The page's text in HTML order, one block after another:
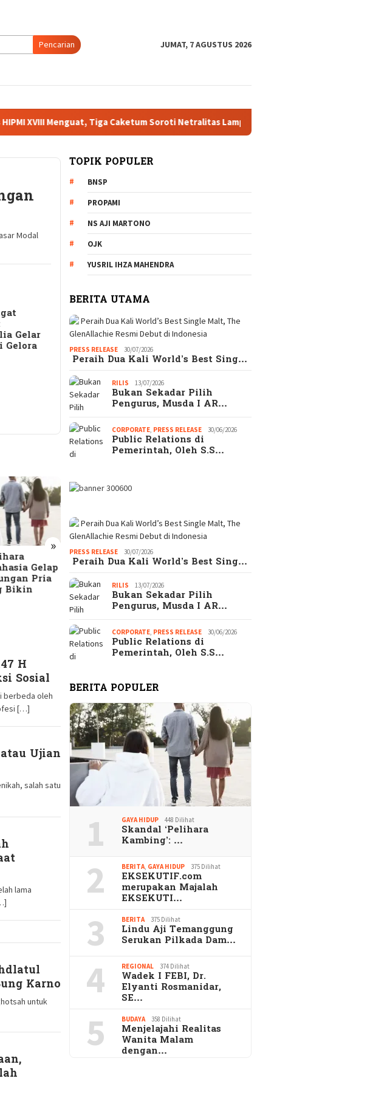
Pencarian JUMAT, 7 AGUSTUS 2026
Menguat, Tiga Caketum Soroti Netralitas Lampung dan Dugaan Pelanggaran AD/ART
Modal
Gelar
Gelora
»
Jarang
Apakah
Terungkap! Alasan
Mengejutkan Kenapa
Banyak Wanita Memilih
HTS daripada Pacaran
Serius
EKSEKUTIF.com
merupakan Majalah
Digital
H
Sosial
berbeda oleh
[…]
Ujian
salah satu
lama
Karno
untuk
TOPIK POPULER
BNSP
PROPAMI
NS AJI MARTONO
OJK
YUSRIL IHZA MAHENDRA
BERITA UTAMA
PRESS RELEASE 30/07/2026
Peraih Dua Kali World’s Best Sing…
RILIS 13/07/2026
Bukan Sekadar Pilih
Pengurus, Musda I AR…
CORPORATE, PRESS RELEASE 30/06/2026
Public Relations di
Pemerintah, Oleh S.S…
PRESS RELEASE 30/07/2026
Peraih Dua Kali World’s Best Sing…
RILIS 13/07/2026
Bukan Sekadar Pilih
Pengurus, Musda I AR…
CORPORATE, PRESS RELEASE 30/06/2026
Public Relations di
Pemerintah, Oleh S.S…
BERITA POPULER
1 GAYA HIDUP 448 Dilihat
Skandal ‘Pelihara
Kambing’: …
2 BERITA, GAYA HIDUP 375 Dilihat
EKSEKUTIF.com
merupakan Majalah
EKSEKUTI…
3 BERITA 375 Dilihat
Lindu Aji Temanggung
Serukan Pilkada Dam…
4 REGIONAL 374 Dilihat
Wadek I FEBI, Dr.
Elyanti Rosmanidar,
SE…
5 BUDAYA 358 Dilihat
Menjelajahi Realitas
Wanita Malam
dengan…